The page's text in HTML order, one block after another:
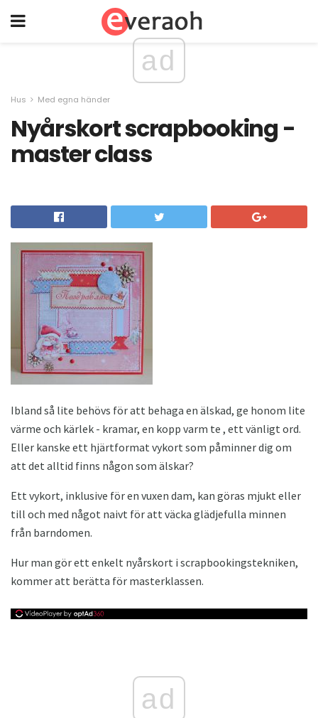
ad
Hus Med egna händer
Nyårskort scrapbooking -
master class
Ibland så lite behövs för att behaga en älskad, ge honom lite
värme och kärlek - kramar, en kopp varm te , ett vänligt ord.
Eller kanske ett hjärtformat vykort som påminner dig om
att det alltid finns någon som älskar?
Ett vykort, inklusive för en vuxen dam, kan göras mjukt eller
till och med något naivt för att väcka glädjefulla minnen
från barndomen.
Hur man gör ett enkelt nyårskort i scrapbookingstekniken,
kommer att berätta för masterklassen.
ad